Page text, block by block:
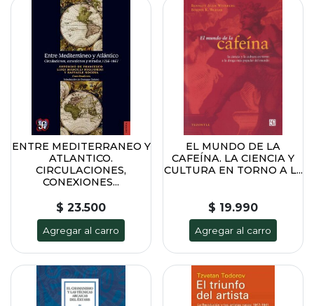
ENTRE MEDITERRANEO Y
ATLANTICO.
CIRCULACIONES,
CONEXIONES...
$ 23.500
Agregar al carro
EL MUNDO DE LA
CAFEÍNA. LA CIENCIA Y
CULTURA EN TORNO A L...
$ 19.990
Agregar al carro